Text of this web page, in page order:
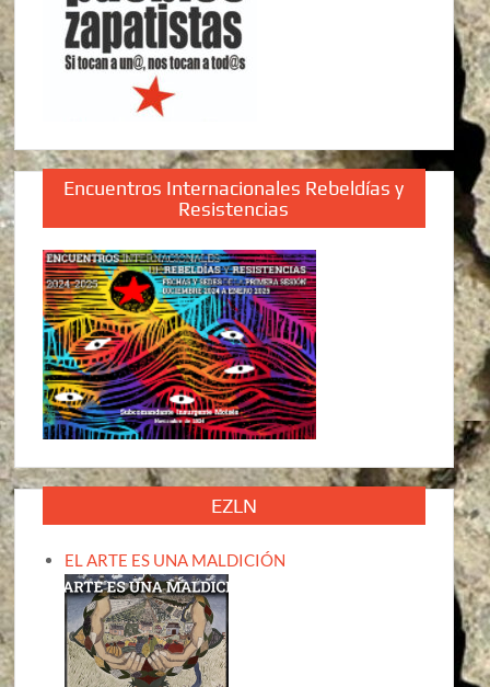
Encuentros Internacionales Rebeldías y
Resistencias
EZLN
EL ARTE ES UNA MALDICIÓN